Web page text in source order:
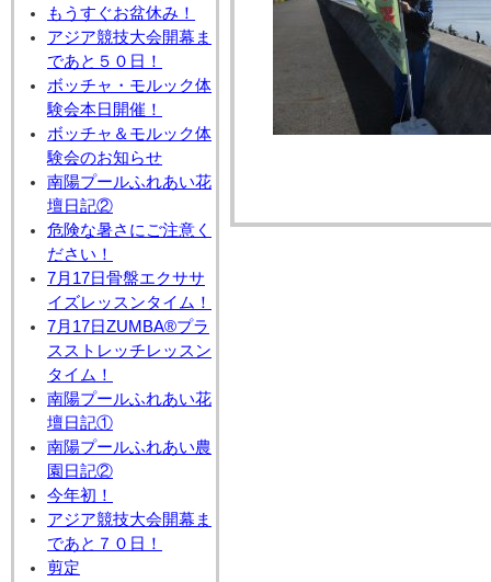
もうすぐお盆休み！
アジア競技大会開幕ま
であと５０日！
ボッチャ・モルック体
験会本日開催！
ボッチャ＆モルック体
験会のお知らせ
南陽プールふれあい花
壇日記②
危険な暑さにご注意く
ださい！
7月17日骨盤エクササ
イズレッスンタイム！
7月17日ZUMBA®プラ
スストレッチレッスン
タイム！
南陽プールふれあい花
壇日記①
南陽プールふれあい農
園日記②
今年初！
アジア競技大会開幕ま
であと７０日！
剪定